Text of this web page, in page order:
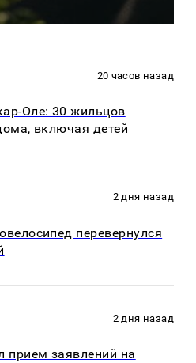
20 часов назад
Оле: 30 жильцов
включая детей
2 дня назад
перевернулся
2 дня назад
прием заявлений на